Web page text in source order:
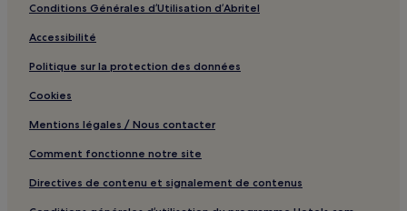
Grand-Figeac : hôtels
Aubrac - Carladez et Viadène : hôtels
Decazeville Communauté : hôtels
Conques-Marcillac : hôtels
Plateau de Montbazens : hôtels
Comtal Lot et Truyère : hôtels
Conditions Générales d’Utilisation d’Abritel
Accessibilité
Politique sur la protection des données
Cookies
Mentions légales / Nous contacter
Comment fonctionne notre site
Directives de contenu et signalement de contenus